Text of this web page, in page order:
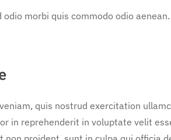
odio morbi quis commodo odio aenean.
quis nostrud exercitation
in reprehenderit in voluptate velit